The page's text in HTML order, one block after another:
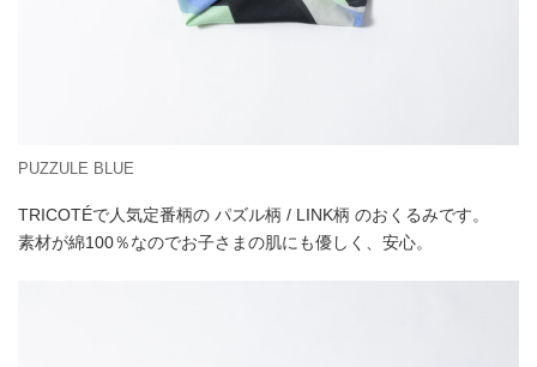
PUZZULE BLUE
TRICOTÉで人気定番柄の パズル柄 / LINK柄 のおくるみです。
素材が綿100％なのでお子さまの肌にも優しく、安心。